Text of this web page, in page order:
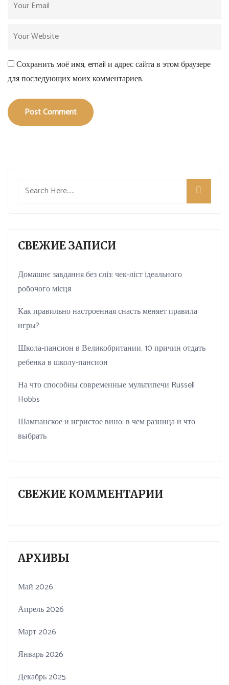
Сохранить моё имя, email и адрес сайта в этом браузере
для последующих моих комментариев.
Post Comment
СВЕЖИЕ ЗАПИСИ
Домашнє завдання без сліз: чек-ліст ідеального
робочого місця
Как правильно настроенная снасть меняет правила
игры?
Школа-пансион в Великобритании. 10 причин отдать
ребенка в школу-пансион
На что способны современные мультипечи Russell
Hobbs
Шампанское и игристое вино: в чем разница и что
выбрать
СВЕЖИЕ КОММЕНТАРИИ
АРХИВЫ
Май 2026
Апрель 2026
Март 2026
Январь 2026
Декабрь 2025